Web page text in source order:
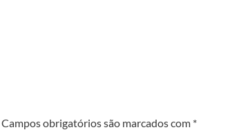
Campos obrigatórios são marcados com *